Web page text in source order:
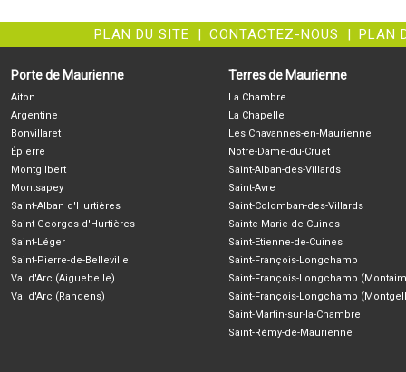
PLAN DU SITE CONTACTEZ-NOUS PLAN
Porte de Maurienne
Aiton
Argentine
Bonvillaret
Épierre
Montgilbert
Montsapey
Saint-Alban d'Hurtières
Saint-Georges d'Hurtières
Saint-Léger
Saint-Pierre-de-Belleville
Val d'Arc (Aiguebelle)
Val d'Arc (Randens)
Terres de Maurienne
La Chambre
La Chapelle
Les Chavannes-en-Maurienne
Notre-Dame-du-Cruet
Saint-Alban-des-Villards
Saint-Avre
Saint-Colomban-des-Villards
Sainte-Marie-de-Cuines
Saint-Etienne-de-Cuines
Saint-François-Longchamp
Saint-François-Longchamp
Saint-François-Longchamp
Saint-Martin-sur-la-Chambre
Saint-Rémy-de-Maurienne